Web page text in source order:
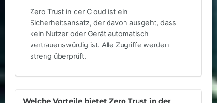
Zero Trust in der Cloud ist ein
Sicherheitsansatz, der davon ausgeht, dass
kein Nutzer oder Gerät automatisch
vertrauenswürdig ist. Alle Zugriffe werden
streng überprüft.
Welche Vorteile bietet Zero Trust in der